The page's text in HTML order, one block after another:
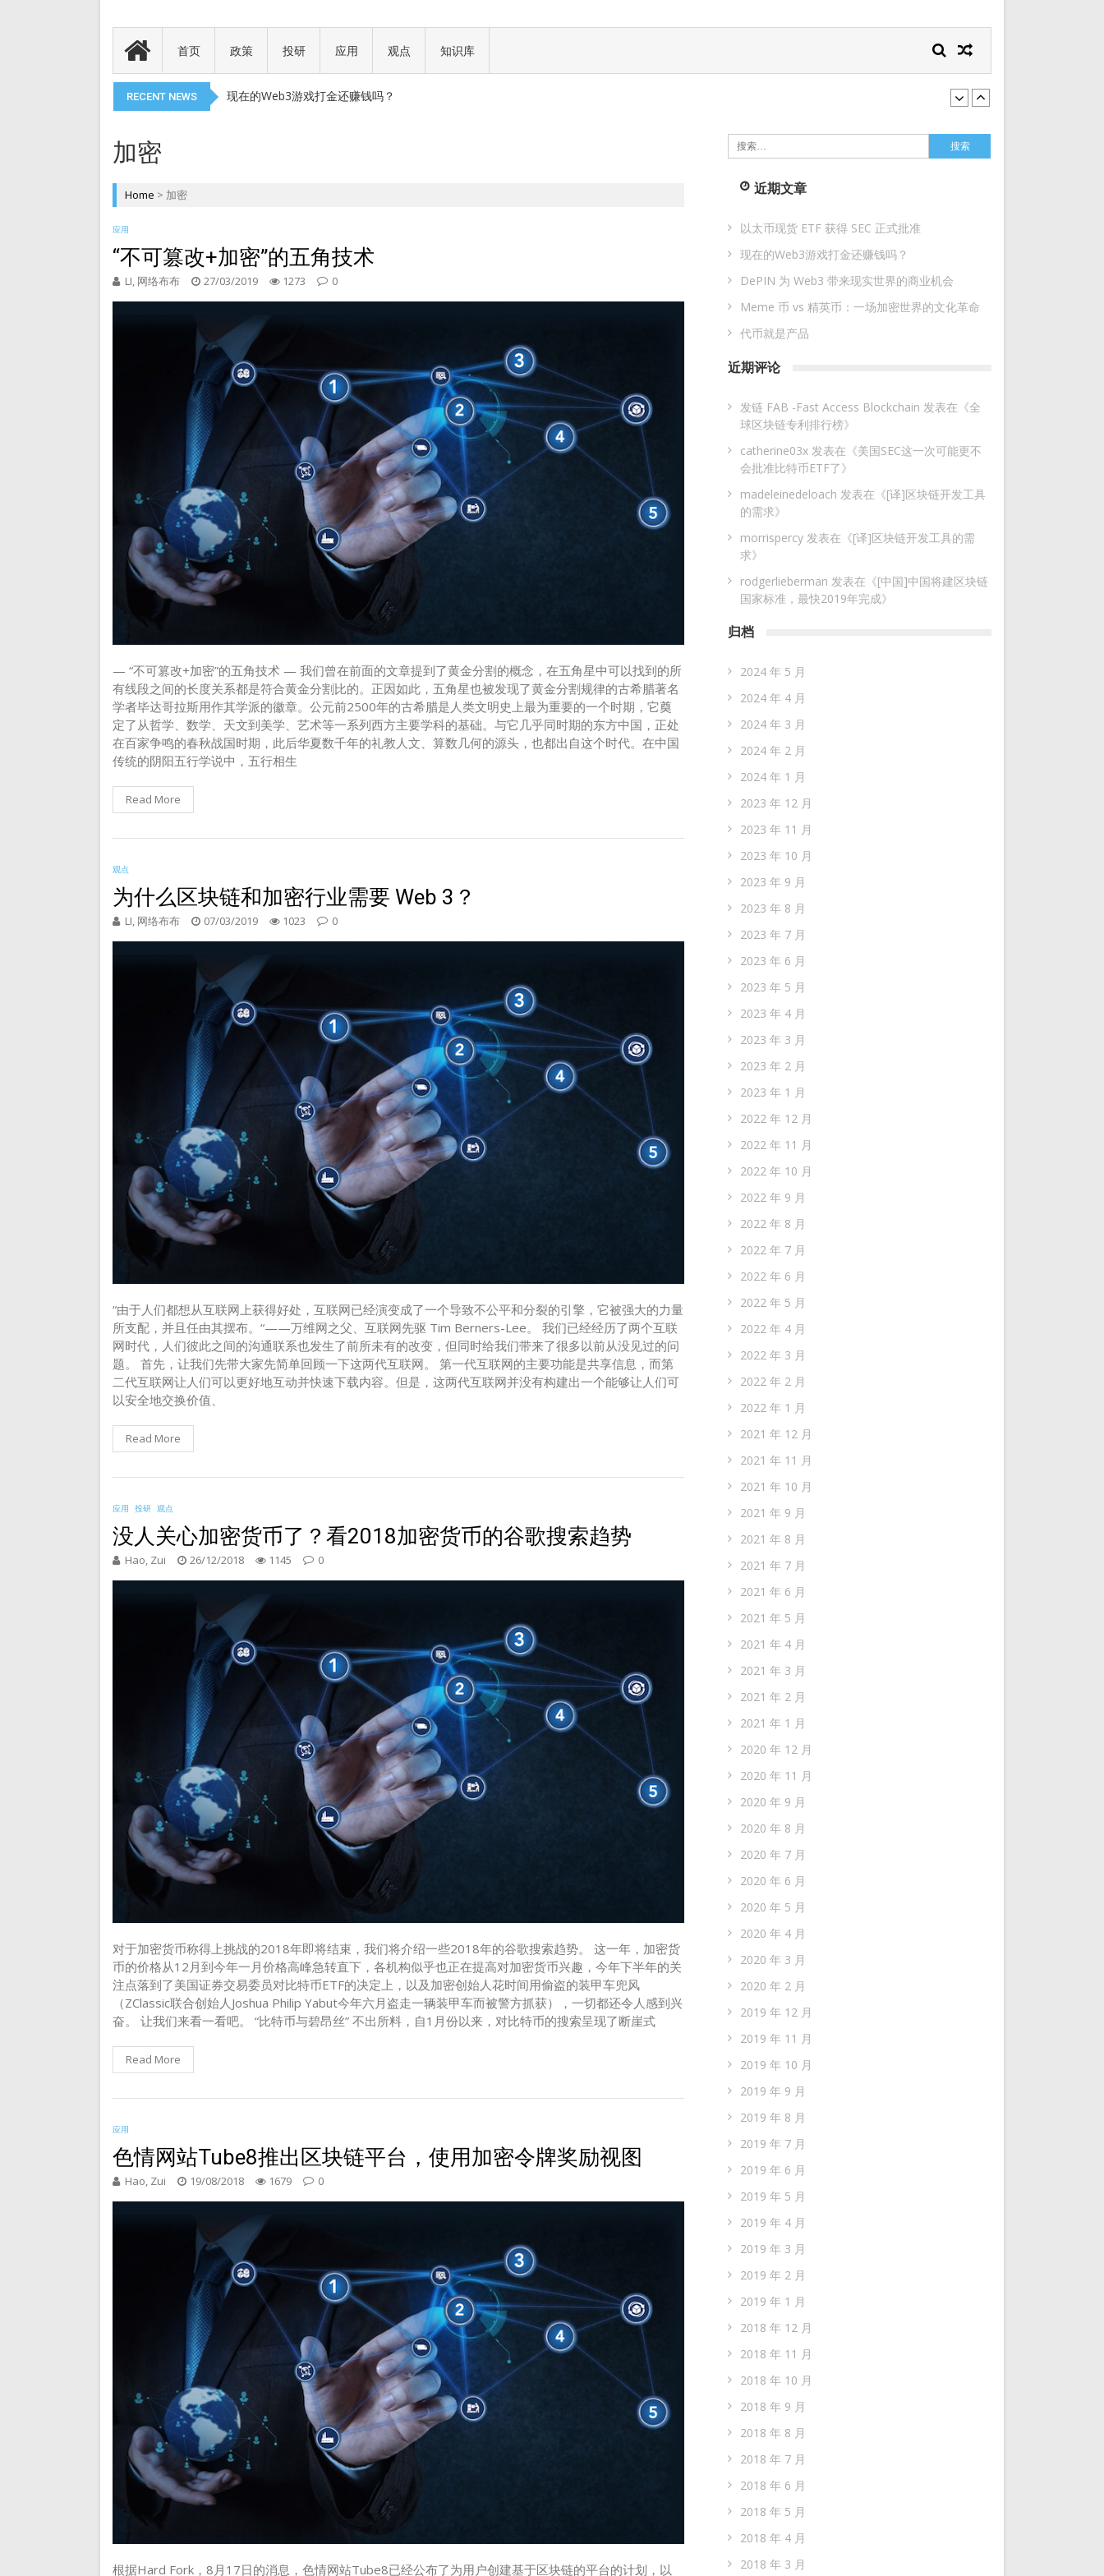
首页 政策 投研 应用 观点 知识库
RECENT NEWS
以太币现货 ETF 获得 SEC 正式批准
现在的Web3游戏打金还赚钱吗？
DePIN 为 Web3 带来现实世界的商业机会
加密
Home > 加密
应用
“不可篡改+加密”的五角技术
LI, 网络布布 27/03/2019 1273 0
— “不可篡改+加密”的五角技术 — 我们曾在前面的文章提到了黄金分割的概念，在五角星中可以找到的所
有线段之间的长度关系都是符合黄金分割比的。正因如此，五角星也被发现了黄金分割规律的古希腊著名
学者毕达哥拉斯用作其学派的徽章。公元前2500年的古希腊是人类文明史上最为重要的一个时期，它奠
定了从哲学、数学、天文到美学、艺术等一系列西方主要学科的基础。与它几乎同时期的东方中国，正处
在百家争鸣的春秋战国时期，此后华夏数千年的礼教人文、算数几何的源头，也都出自这个时代。在中国
传统的阴阳五行学说中，五行相生
Read More
观点
为什么区块链和加密行业需要 Web 3？
LI, 网络布布 07/03/2019 1023 0
“由于人们都想从互联网上获得好处，互联网已经演变成了一个导致不公平和分裂的引擎，它被强大的力量
所支配，并且任由其摆布。“——万维网之父、互联网先驱 Tim Berners-Lee。 我们已经经历了两个互联
网时代，人们彼此之间的沟通联系也发生了前所未有的改变，但同时给我们带来了很多以前从没见过的问
题。 首先，让我们先带大家先简单回顾一下这两代互联网。 第一代互联网的主要功能是共享信息，而第
二代互联网让人们可以更好地互动并快速下载内容。但是，这两代互联网并没有构建出一个能够让人们可
以安全地交换价值、
Read More
应用 投研 观点
没人关心加密货币了？看2018加密货币的谷歌搜索趋势
Hao, Zui 26/12/2018 1145 0
对于加密货币称得上挑战的2018年即将结束，我们将介绍一些2018年的谷歌搜索趋势。 这一年，加密货
币的价格从12月到今年一月价格高峰急转直下，各机构似乎也正在提高对加密货币兴趣，今年下半年的关
注点落到了美国证券交易委员对比特币ETF的决定上，以及加密创始人花时间用偷盗的装甲车兜风
（ZClassic联合创始人Joshua Philip Yabut今年六月盗走一辆装甲车而被警方抓获），一切都还令人感到兴
奋。 让我们来看一看吧。 “比特币与碧昂丝” 不出所料，自1月份以来，对比特币的搜索呈现了断崖式
Read More
应用
色情网站Tube8推出区块链平台，使用加密令牌奖励视图
Hao, Zui 19/08/2018 1679 0
根据Hard Fork，8月17日的消息，色情网站Tube8已经公布了为用户创建基于区块链的平台的计划，以
搜
索：
近期文章
以太币现货 ETF 获得 SEC 正式批准
现在的Web3游戏打金还赚钱吗？
DePIN 为 Web3 带来现实世界的商业机会
Meme 币 vs 精英币：一场加密世界的文化革命
代币就是产品
近期评论
发链 FAB -Fast Access Blockchain 发表在《全
球区块链专利排行榜》
catherine03x 发表在《美国SEC这一次可能更不
会批准比特币ETF了》
madeleinedeloach 发表在《[译]区块链开发工具
的需求》
morrispercy 发表在《[译]区块链开发工具的需
求》
rodgerlieberman 发表在《[中国]中国将建区块链
国家标准，最快2019年完成》
归档
2024 年 5 月
2024 年 4 月
2024 年 3 月
2024 年 2 月
2024 年 1 月
2023 年 12 月
2023 年 11 月
2023 年 10 月
2023 年 9 月
2023 年 8 月
2023 年 7 月
2023 年 6 月
2023 年 5 月
2023 年 4 月
2023 年 3 月
2023 年 2 月
2023 年 1 月
2022 年 12 月
2022 年 11 月
2022 年 10 月
2022 年 9 月
2022 年 8 月
2022 年 7 月
2022 年 6 月
2022 年 5 月
2022 年 4 月
2022 年 3 月
2022 年 2 月
2022 年 1 月
2021 年 12 月
2021 年 11 月
2021 年 10 月
2021 年 9 月
2021 年 8 月
2021 年 7 月
2021 年 6 月
2021 年 5 月
2021 年 4 月
2021 年 3 月
2021 年 2 月
2021 年 1 月
2020 年 12 月
2020 年 11 月
2020 年 9 月
2020 年 8 月
2020 年 7 月
2020 年 6 月
2020 年 5 月
2020 年 4 月
2020 年 3 月
2020 年 2 月
2019 年 12 月
2019 年 11 月
2019 年 10 月
2019 年 9 月
2019 年 8 月
2019 年 7 月
2019 年 6 月
2019 年 5 月
2019 年 4 月
2019 年 3 月
2019 年 2 月
2019 年 1 月
2018 年 12 月
2018 年 11 月
2018 年 10 月
2018 年 9 月
2018 年 8 月
2018 年 7 月
2018 年 6 月
2018 年 5 月
2018 年 4 月
2018 年 3 月